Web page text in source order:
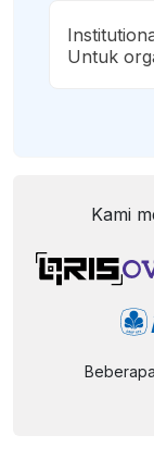
Untuk
Kami